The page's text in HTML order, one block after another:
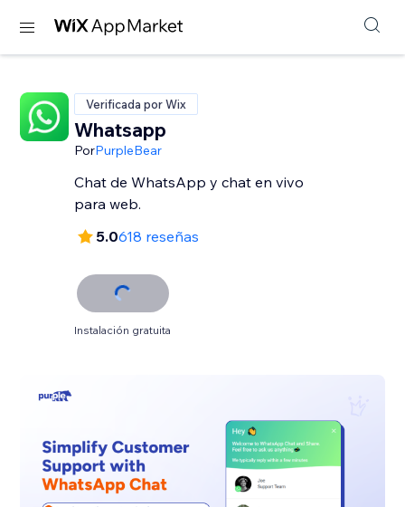
Verificada por Wix
Whatsapp
PorPurpleBear
Chat de WhatsApp y chat en vivo
para web.
5.0618 reseñas
Instalación gratuita